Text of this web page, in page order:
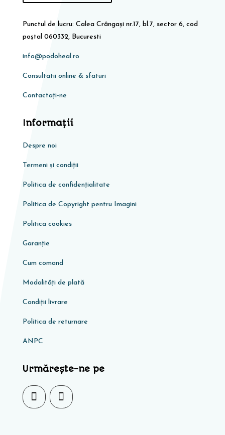
Punctul de lucru: Calea Crângași nr.17, bl.7, sector 6, cod
poștal 060332, Bucuresti
info@podoheal.ro
Consultatii online & sfaturi
Contactați-ne
Informaţii
Despre noi
Termeni și condiții
Politica de confidențialitate
Politica de Copyright pentru Imagini
Politica cookies
Garanţie
Cum comand
Modalități de plată
Condiţii livrare
Politica de returnare
ANPC
Urmărește-ne pe